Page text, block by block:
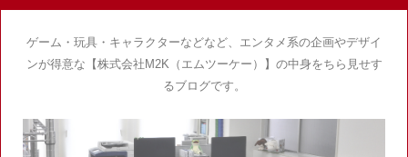
ゲーム・玩具・キャラクターなどなど、エンタメ系の企画やデザイ
ンが得意な【株式会社M2K（エムツーケー）】の中身をちら見せす
るブログです。